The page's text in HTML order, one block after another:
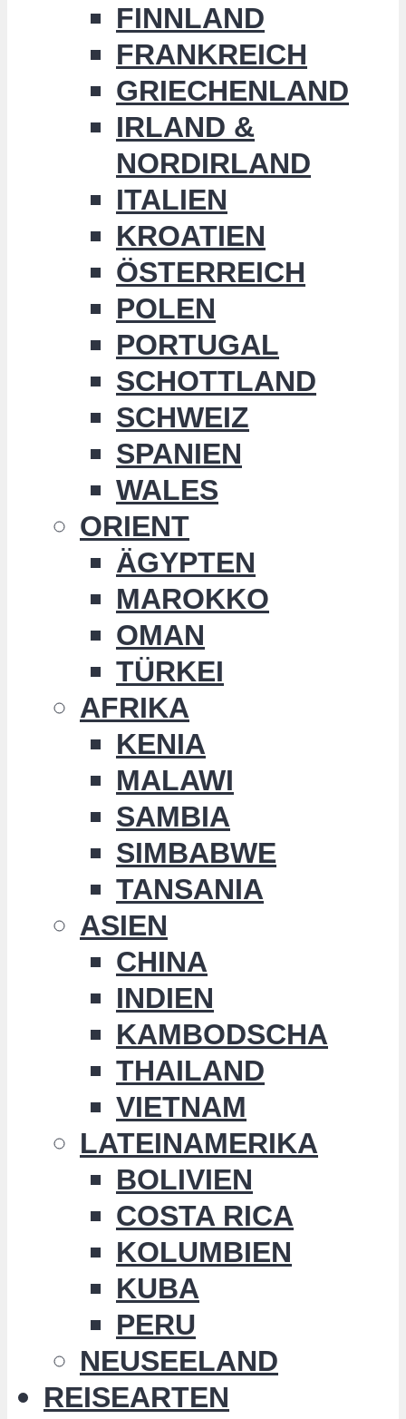
FINNLAND
FRANKREICH
GRIECHENLAND
IRLAND &
NORDIRLAND
ITALIEN
KROATIEN
ÖSTERREICH
POLEN
PORTUGAL
SCHOTTLAND
SCHWEIZ
SPANIEN
WALES
ORIENT
ÄGYPTEN
MAROKKO
OMAN
TÜRKEI
AFRIKA
KENIA
MALAWI
SAMBIA
SIMBABWE
TANSANIA
ASIEN
CHINA
INDIEN
KAMBODSCHA
THAILAND
VIETNAM
LATEINAMERIKA
BOLIVIEN
COSTA RICA
KOLUMBIEN
KUBA
PERU
NEUSEELAND
REISEARTEN